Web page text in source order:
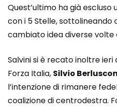
Quest’ultimo ha già escluso
con i 5 Stelle, sottolineando
cambiato idea diverse volte
Salvini si è recato inoltre
Forza Italia, Silvio
l’intenzione di rimanere
coalizione di centrodestra.